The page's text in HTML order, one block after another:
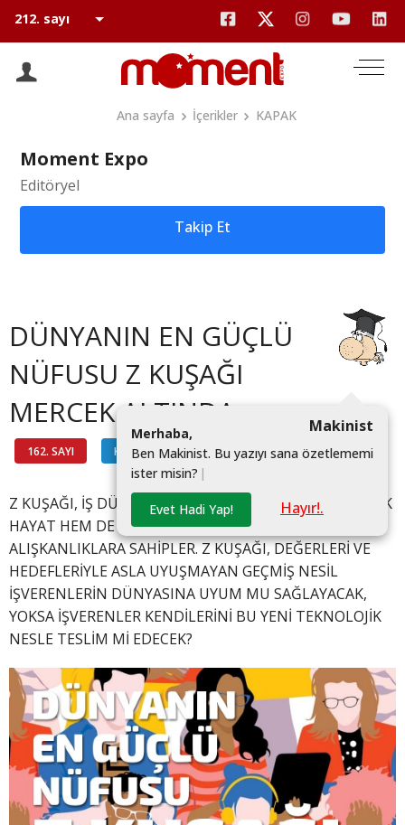
Ana sayfa İçerikler KAPAK
Moment Expo
Editöryel
Takip Et
DÜNYANIN EN GÜÇLÜ
NÜFUSU Z KUŞAĞI
MERCEK ALTINDA
162. SAYI KAPAK #
Makinist
Merhaba,
Ben Makinist. Bu yazıyı sana özetlememi
ister misin? |
Evet Hadi Yap! Hayır!.
Z KUŞAĞI, İŞ DÜNYASINA ADIM ATTI VE HEM GÜNDELİK
HAYAT HEM DE ÇALIŞMA HAYATINDA FARKLI
ALIŞKANLIKLARA SAHİPLER. Z KUŞAĞI, DEĞERLERİ VE
HEDEFLERİYLE ASLA UYUŞMAYAN GEÇMİŞ NESİL
İŞVERENLERİN DÜNYASINA UYUM MU SAĞLAYACAK,
YOKSA İŞVERENLER KENDİLERİNİ BU YENİ TEKNOLOJİK
NESLE TESLİM Mİ EDECEK?